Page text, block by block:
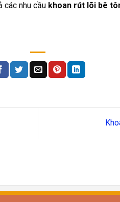
các nhu cầu khoan rút lõi bê